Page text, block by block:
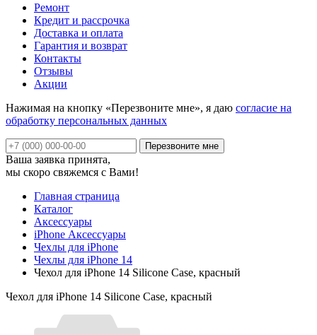
Ремонт
Кредит и рассрочка
Доставка и оплата
Гарантия и возврат
Контакты
Отзывы
Акции
Нажимая на кнопку «Перезвоните мне», я даю согласие на
обработку персональных данных
Ваша заявка принята,
мы скоро свяжемся с Вами!
Главная страница
Каталог
Аксессуары
iPhone Аксессуары
Чехлы для iPhone
Чехлы для iPhone 14
Чехол для iPhone 14 Silicone Case, красный
Чехол для iPhone 14 Silicone Case, красный